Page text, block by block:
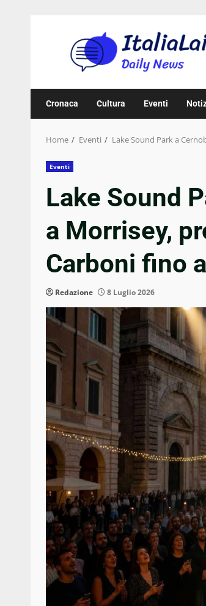
Cronaca Cultura Eventi
Home Eventi Lake Sound Park a
Eventi
Lake Sound
a Morrisey,
Carboni fino
Redazione 8 Luglio 2026